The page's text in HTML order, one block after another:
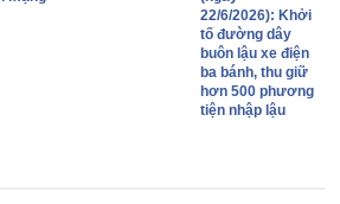
22/6/2026): Khởi
tố đường dây
buôn lậu xe điện
ba bánh, thu giữ
hơn 500 phương
tiện nhập lậu